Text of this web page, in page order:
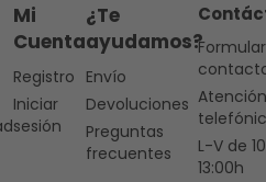
Mi
Cuenta
Registro
Iniciar
sesión
¿Te
ayudamos?
Envío
Devoluciones
Preguntas
frecuentes
Atención
L-V de
13:00h